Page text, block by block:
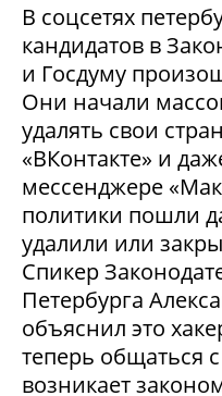
В соцсетях
кандидатов в
и Госдуму
Они начали
удалять свои
«ВКонтакте» и
мессенджере
политики пошли
удалили или
Спикер
Петербурга
объяснил это
теперь общаться
возникает